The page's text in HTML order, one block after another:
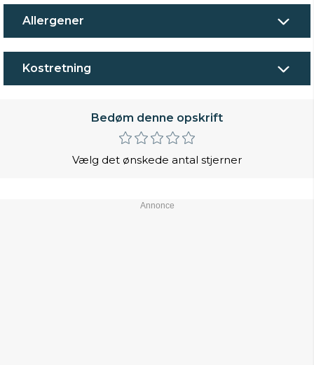
Allergener
Kostretning
Bedøm denne opskrift
Vælg det ønskede antal stjerner